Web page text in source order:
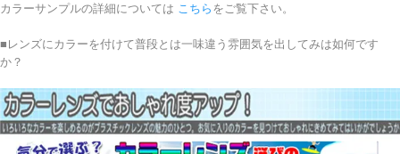
カラーサンプルの詳細については こちら をご覧下さい。
■レンズにカラーを付けて普段とは一味違う雰囲気を出してみは如何です
か？